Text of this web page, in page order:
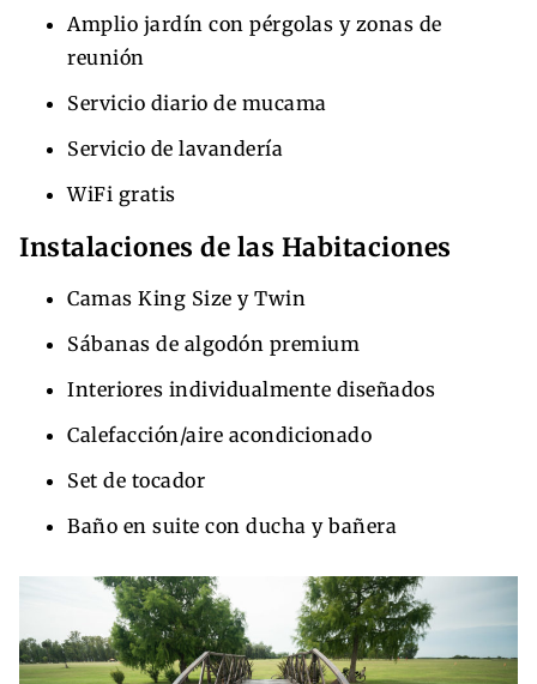
Amplio jardín con pérgolas y zonas de
reunión
Servicio diario de mucama
Servicio de lavandería
WiFi gratis
Instalaciones de las Habitaciones
Camas King Size y Twin
Sábanas de algodón premium
Interiores individualmente diseñados
Calefacción/aire acondicionado
Set de tocador
Baño en suite con ducha y bañera